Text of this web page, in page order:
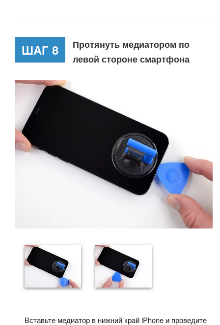
ШАГ 8
Протянуть медиатором по
левой стороне смартфона
Вставьте медиатор в нижний край iPhone и проведите